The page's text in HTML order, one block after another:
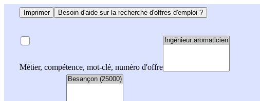
Imprimer Besoin d'aide sur la recherche d'offres d'emploi ?
Métier, compétence, mot-clé, numéro d'offre